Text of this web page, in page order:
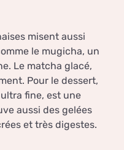
misent aussi
le mugicha, un
Le matcha glacé,
Pour le dessert,
fine, est une
aussi des gelées
et très digestes.